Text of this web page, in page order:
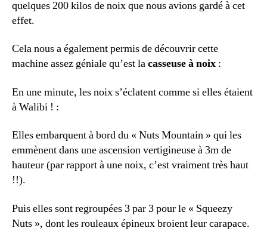
quelques 200 kilos de noix que nous avions gardé à cet
effet.
Cela nous a également permis de découvrir cette
machine assez géniale qu’est lacasseuse à noix :
En une minute, les noix s’éclatent comme si elles étaient
à Walibi ! :
Elles embarquent à bord du « Nuts Mountain » qui les
emmènent dans une ascension vertigineuse à 3m de
hauteur (par rapport à une noix, c’est vraiment très haut
!!).
Puis elles sont regroupées 3 par 3 pour le « Squeezy
Nuts », dont les rouleaux épineux broient leur carapace.